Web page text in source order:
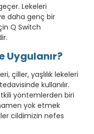
Lekeleri
daha genç bir
Q Switch
Uygulanır?
çiller, yaşlılık lekeleri
tedavisinde kullanılır.
yöntemlerden biri
yok etmek
cildimizin nefes